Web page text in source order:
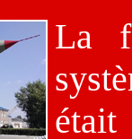
La